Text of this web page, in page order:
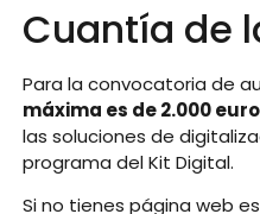
Cuantía de
Para la convocatoria de
máxima es de 2.000
las soluciones de
programa del Kit Digital.
Si no tienes página web